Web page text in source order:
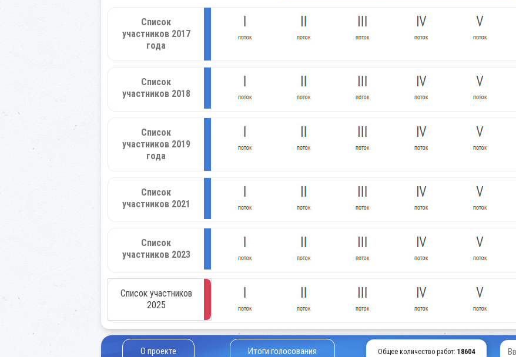
Список
участников 2017
года
Список
участников 2018
Список
участников 2019
года
Список
участников 2021
Список
участников 2023
Список участников
2025
О проекте Итоги голосования Общее количество работ: 18604